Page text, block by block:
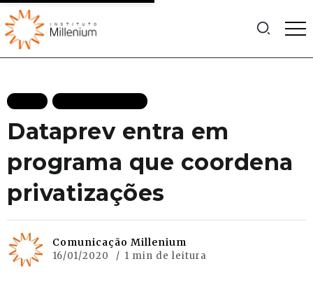
Dataprev entra em
programa que coordena
privatizações
Comunicação Millenium
16/01/2020 1 min de leitura